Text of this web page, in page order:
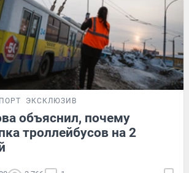
ЭКСКЛЮЗИВ
объяснил, почему
троллейбусов на 2